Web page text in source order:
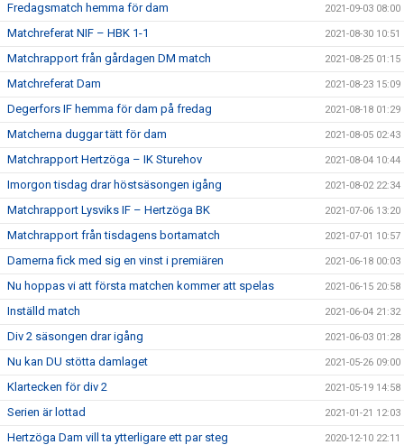
Fredagsmatch hemma för dam 2021-09-03 08:00
Matchreferat NIF – HBK 1-1 2021-08-30 10:51
Matchrapport från gårdagen DM match 2021-08-25 01:15
Matchreferat Dam 2021-08-23 15:09
Degerfors IF hemma för dam på fredag 2021-08-18 01:29
Matcherna duggar tätt för dam 2021-08-05 02:43
Matchrapport Hertzöga – IK Sturehov 2021-08-04 10:44
Imorgon tisdag drar höstsäsongen igång 2021-08-02 22:34
Matchrapport Lysviks IF – Hertzöga BK 2021-07-06 13:20
Matchrapport från tisdagens bortamatch 2021-07-01 10:57
Damerna fick med sig en vinst i premiären 2021-06-18 00:03
Nu hoppas vi att första matchen kommer att spelas 2021-06-15 20:58
Inställd match 2021-06-04 21:32
Div 2 säsongen drar igång 2021-06-03 01:28
Nu kan DU stötta damlaget 2021-05-26 09:00
Klartecken för div 2 2021-05-19 14:58
Serien är lottad 2021-01-21 12:03
Hertzöga Dam vill ta ytterligare ett par steg 2020-12-10 22:11